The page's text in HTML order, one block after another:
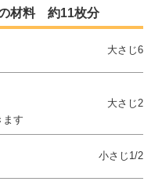
材料 約11枚分
大さじ6
ます
大さじ2
小さじ1/2